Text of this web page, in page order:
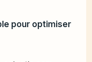
pour optimiser